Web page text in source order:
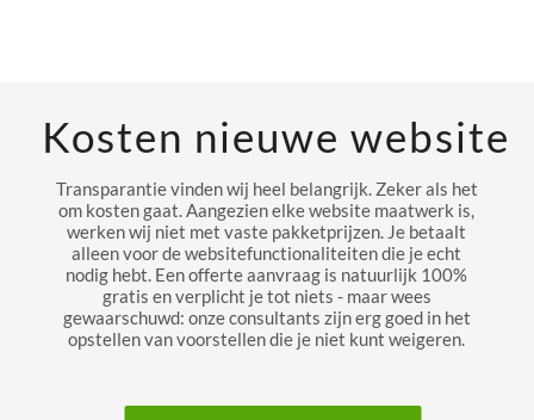
Kosten nieuwe website
Transparantie vinden wij heel belangrijk. Zeker als het
om kosten gaat. Aangezien elke website maatwerk is,
werken wij niet met vaste pakketprijzen. Je betaalt
alleen voor de websitefunctionaliteiten die je echt
nodig hebt. Een offerte aanvraag is natuurlijk 100%
gratis en verplicht je tot niets - maar wees
gewaarschuwd: onze consultants zijn erg goed in het
opstellen van voorstellen die je niet kunt weigeren.